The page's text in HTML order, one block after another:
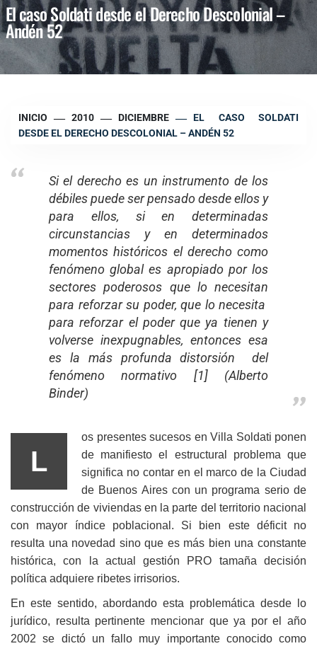
El caso Soldati desde el Derecho Descolonial –
Andén 52
INICIO 2010 DICIEMBRE
EL CASO SOLDATI
DESDE EL DERECHO DESCOLONIAL – ANDÉN 52
Si el derecho es un instrumento de los
débiles puede ser pensado desde ellos y
para ellos, si en determinadas
circunstancias y en determinados
momentos históricos el derecho como
fenómeno global es apropiado por los
sectores poderosos que lo necesitan
para reforzar su poder, que lo necesita
para reforzar el poder que ya tienen y
volverse inexpugnables, entonces esa
es la más profunda distorsión del
fenómeno normativo [1] (Alberto
Binder)
L
os presentes sucesos en Villa Soldati ponen
de manifiesto el estructural problema que
significa no contar en el marco de la Ciudad
de Buenos Aires con un programa serio de
construcción de viviendas en la parte del territorio nacional
con mayor índice poblacional. Si bien este déficit no
resulta una novedad sino que es más bien una constante
histórica, con la actual gestión PRO tamaña decisión
política adquiere ribetes irrisorios.
En este sentido, abordando esta problemática desde lo
jurídico, resulta pertinente mencionar que ya por el año
2002 se dictó un fallo muy importante conocido como